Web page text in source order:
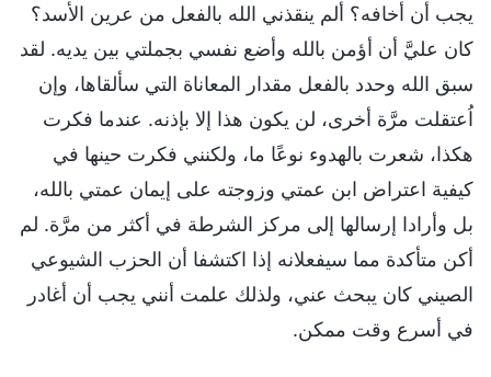
يجب أن أخافه؟ ألم ينقذني الله بالفعل من عرين الأسد؟
كان عليَّ أن أؤمن بالله وأضع نفسي بجملتي بين يديه. لقد
سبق الله وحدد بالفعل مقدار المعاناة التي سألقاها، وإن
اُعتقلت مرَّة أخرى، لن يكون هذا إلا بإذنه. عندما فكرت
هكذا، شعرت بالهدوء نوعًا ما، ولكنني فكرت حينها في
كيفية اعتراض ابن عمتي وزوجته على إيمان عمتي بالله،
بل وأرادا إرسالها إلى مركز الشرطة في أكثر من مرَّة. لم
أكن متأكدة مما سيفعلانه إذا اكتشفا أن الحزب الشيوعي
الصيني كان يبحث عني، ولذلك علمت أنني يجب أن أغادر
في أسرع وقت ممكن.